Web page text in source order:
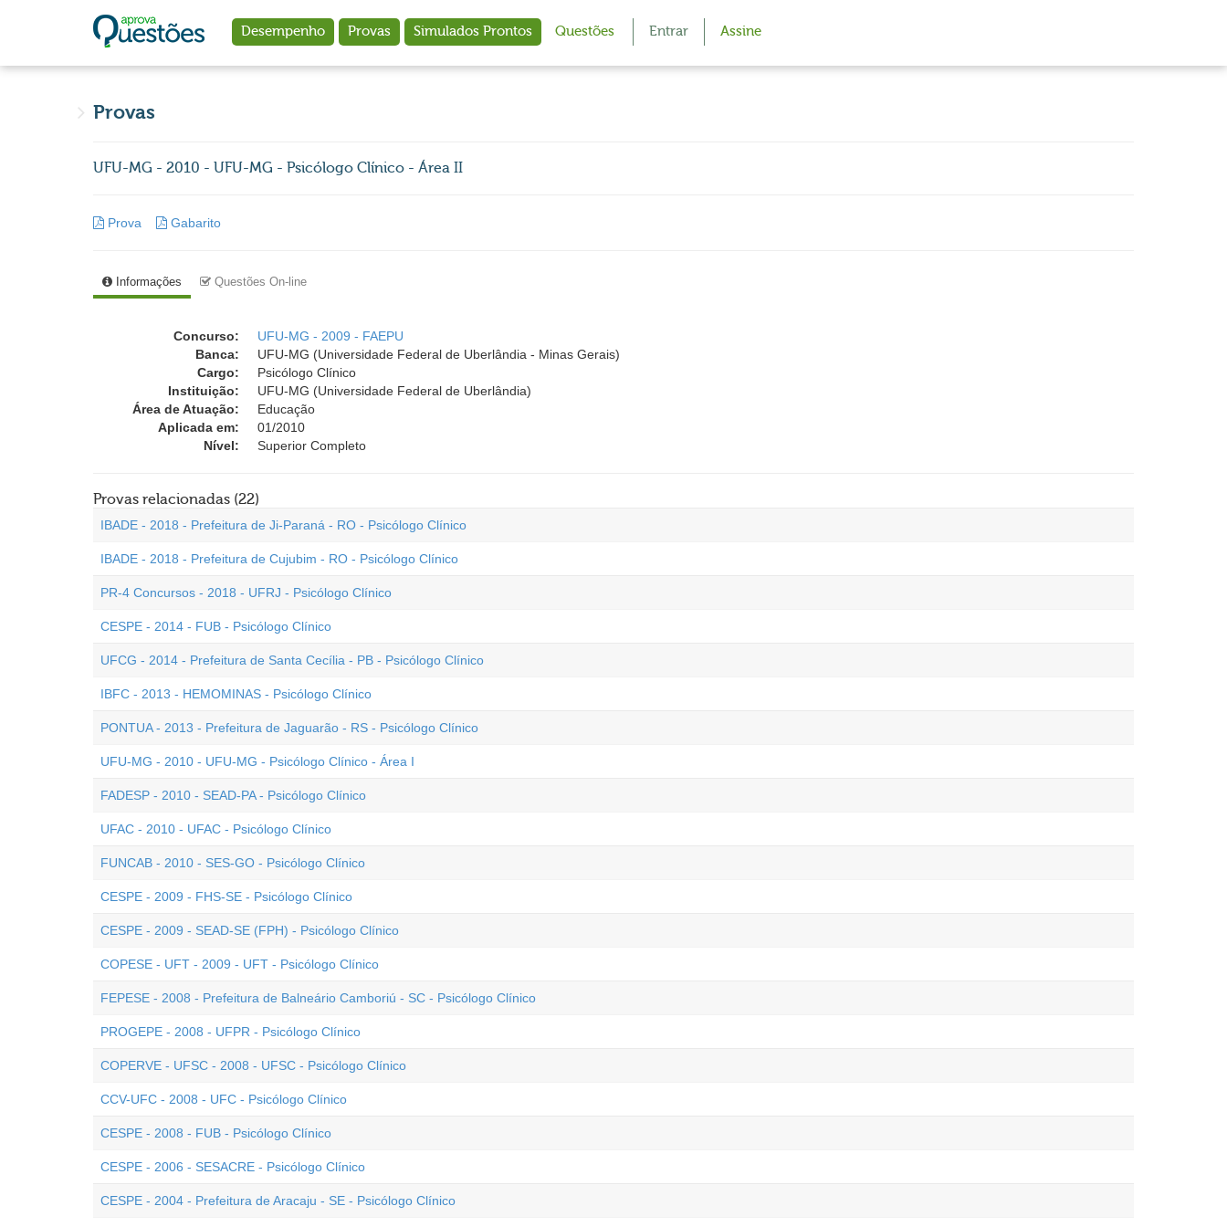
Desempenho Provas Simulados Prontos Questões Entrar Assine
Provas
UFU-MG - 2010 - UFU-MG - Psicólogo Clínico - Área II
Prova Gabarito
Informações Questões On-line
Concurso:
UFU-MG - 2009 - FAEPU
Banca:
UFU-MG (Universidade Federal de Uberlândia - Minas Gerais)
Cargo:
Psicólogo Clínico
Instituição:
UFU-MG (Universidade Federal de Uberlândia)
Área de Atuação:
Educação
Aplicada em:
01/2010
Nível:
Superior Completo
Provas relacionadas (22)
IBADE - 2018 - Prefeitura de Ji-Paraná - RO - Psicólogo Clínico
IBADE - 2018 - Prefeitura de Cujubim - RO - Psicólogo Clínico
PR-4 Concursos - 2018 - UFRJ - Psicólogo Clínico
CESPE - 2014 - FUB - Psicólogo Clínico
UFCG - 2014 - Prefeitura de Santa Cecília - PB - Psicólogo Clínico
IBFC - 2013 - HEMOMINAS - Psicólogo Clínico
PONTUA - 2013 - Prefeitura de Jaguarão - RS - Psicólogo Clínico
UFU-MG - 2010 - UFU-MG - Psicólogo Clínico - Área I
FADESP - 2010 - SEAD-PA - Psicólogo Clínico
UFAC - 2010 - UFAC - Psicólogo Clínico
FUNCAB - 2010 - SES-GO - Psicólogo Clínico
CESPE - 2009 - FHS-SE - Psicólogo Clínico
CESPE - 2009 - SEAD-SE (FPH) - Psicólogo Clínico
COPESE - UFT - 2009 - UFT - Psicólogo Clínico
FEPESE - 2008 - Prefeitura de Balneário Camboriú - SC - Psicólogo Clínico
PROGEPE - 2008 - UFPR - Psicólogo Clínico
COPERVE - UFSC - 2008 - UFSC - Psicólogo Clínico
CCV-UFC - 2008 - UFC - Psicólogo Clínico
CESPE - 2008 - FUB - Psicólogo Clínico
CESPE - 2006 - SESACRE - Psicólogo Clínico
CESPE - 2004 - Prefeitura de Aracaju - SE - Psicólogo Clínico